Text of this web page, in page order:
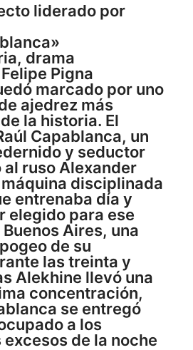
liderado por
drama
Felipe Pigna
marcado por uno
ajedrez más
la historia. El
Capablanca, un
y seductor
ruso Alexander
disciplinada
entrenaba día y
elegido para ese
Aires, una
de su
las treinta y
Alekhine llevó una
concentración,
se entregó
a los
de la noche